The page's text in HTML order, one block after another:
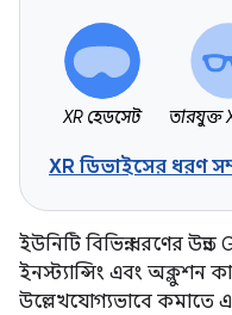
XR হেডসেট তারযুক্ত
XR ডিভাইসের ধরণ
ইউনিটি বিভিন্ন ধরণের উন্নত
ইনস্ট্যান্সিং এবং অক্লুশন
উল্লেখযোগ্যভাবে কমাতে